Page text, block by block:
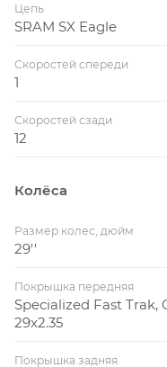
Цепь
SRAM SX Eagle
Скоростей спереди
1
Скоростей сзади
12
Колёса
Размер колес, дюйм
29''
Покрышка передняя
Specialized Fast Trak,
29x2.35
Покрышка задняя